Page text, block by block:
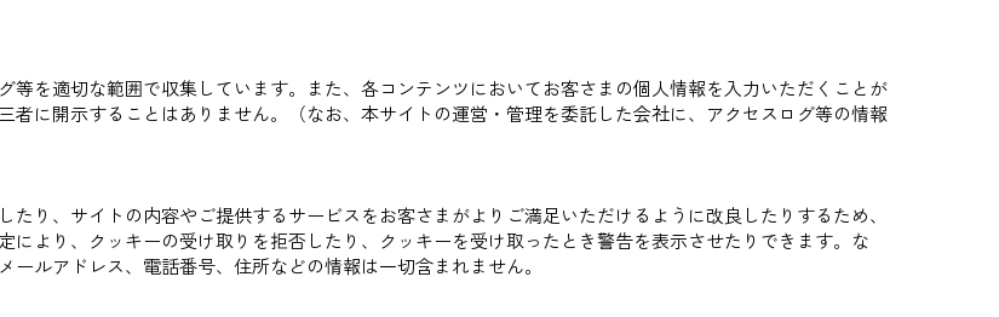
を適切な範囲で収集しています。また、各コンテンツにおいてお客さまの個人情報を入力いただくことが
に開示することはありません。（なお、本サイトの運営・管理を委託した会社に、アクセスログ等の情報
り、サイトの内容やご提供するサービスをお客さまがよりご満足いただけるように改良したりするため、
より、クッキーの受け取りを拒否したり、クッキーを受け取ったとき警告を表示させたりできます。な
ルアドレス、電話番号、住所などの情報は一切含まれません。